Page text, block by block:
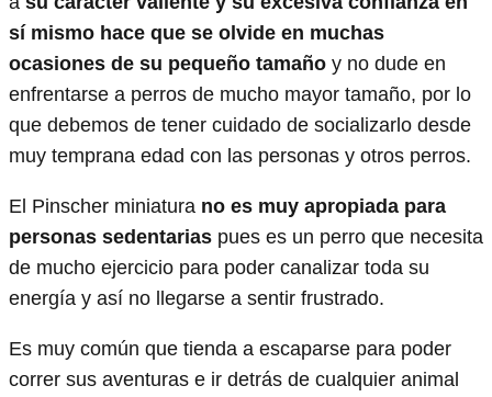
sí mismo hace que se olvide en muchas
ocasiones de su pequeño tamaño y no dude en
enfrentarse a perros de mucho mayor tamaño, por lo
que debemos de tener cuidado de socializarlo desde
muy temprana edad con las personas y otros perros.
El Pinscher miniatura no es muy apropiada para
personas sedentarias pues es un perro que necesita
de mucho ejercicio para poder canalizar toda su
energía y así no llegarse a sentir frustrado.
Es muy común que tienda a escaparse para poder
correr sus aventuras e ir detrás de cualquier animal